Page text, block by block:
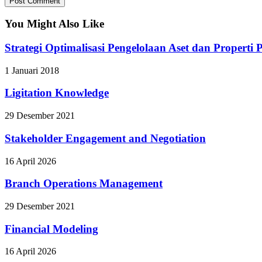
You Might Also Like
Strategi Optimalisasi Pengelolaan Aset dan Properti
1 Januari 2018
Ligitation Knowledge
29 Desember 2021
Stakeholder Engagement and Negotiation
16 April 2026
Branch Operations Management
29 Desember 2021
Financial Modeling
16 April 2026